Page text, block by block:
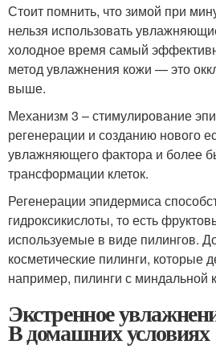
Стоит помнить, что зимой при
нельзя использовать
холодное время самый
метод увлажнения кожи — это
выше.
Механизм 3 – стимулирование
регенерации и созданию нового
увлажняющего фактора и более
трансформации клеток.
Регенерации эпидермиса
гидроксикислоты, то есть
используемые в виде пилингов.
косметические пилинги, которые
например, пилинги с миндальной
Экстренное
В домашних условиях